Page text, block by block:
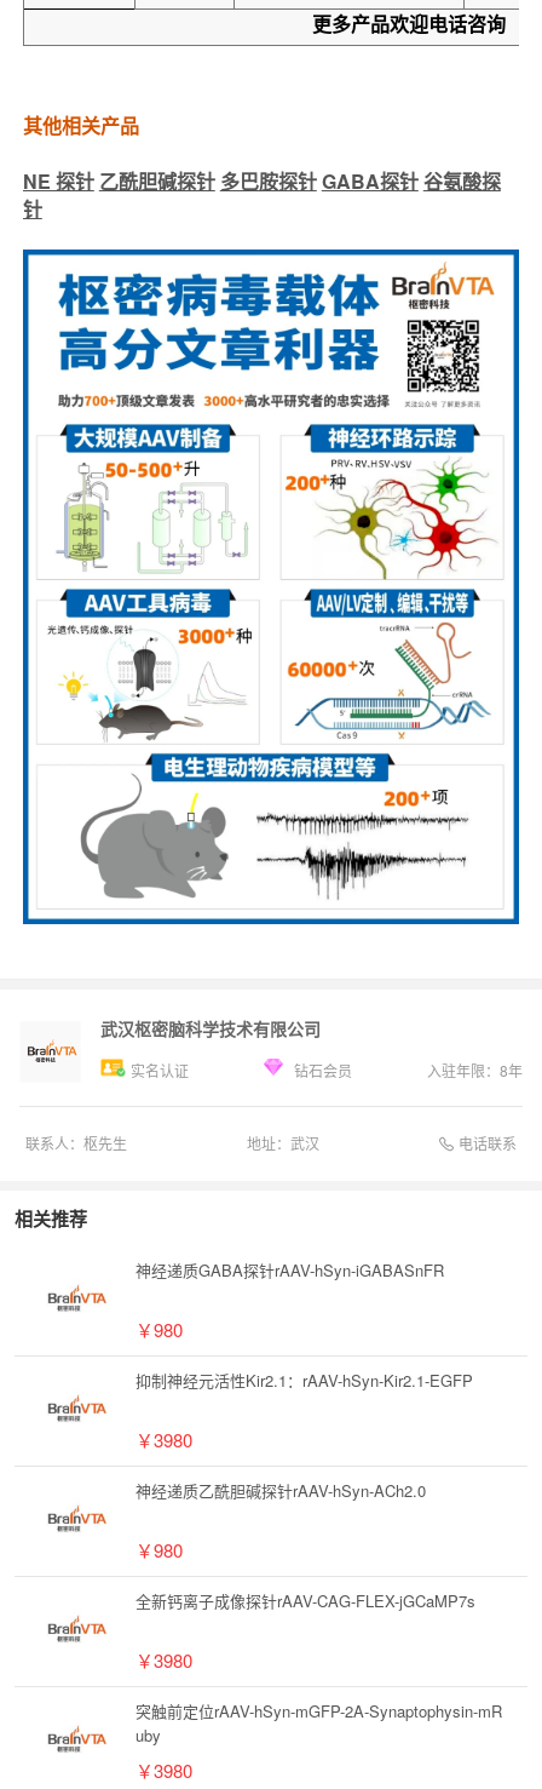
更多产品欢迎电话咨询
其他相关产品
NE 探针 乙酰胆碱探针 多巴胺探针GABA探针谷氨酸探
针
武汉枢密脑科学技术有限公司
实名认证 钻石会员 入驻年限： 8年
联系人： 枢先生 地址： 武汉 电话联系
相关推荐
神经递质GABA探针rAAV-hSyn-iGABASnFR
￥980
抑制神经元活性Kir2.1：rAAV-hSyn-Kir2.1-EGFP
￥3980
神经递质乙酰胆碱探针rAAV-hSyn-ACh2.0
￥980
全新钙离子成像探针rAAV-CAG-FLEX-jGCaMP7s
￥3980
突触前定位rAAV-hSyn-mGFP-2A-Synaptophysin-mR
uby
￥3980